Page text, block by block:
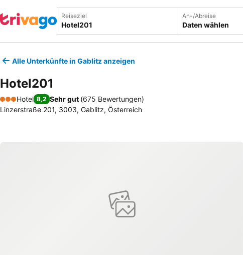
Reiseziel An-/Abreise
Daten wählen
Alle Unterkünfte in Gablitz anzeigen
Hotel201
3 Sterne
Hotel 8,2 Sehr gut (675 Bewertungen)
Linzerstraße 201, 3003, Gablitz, Österreich